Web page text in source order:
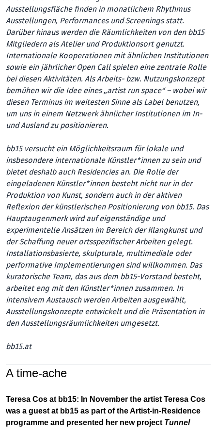
Ausstellungsfläche finden in monatlichem Rhythmus
Ausstellungen, Performances und Screenings statt.
Darüber hinaus werden die Räumlichkeiten von den bb15
Mitgliedern als Atelier und Produktionsort genutzt.
Internationale Kooperationen mit ähnlichen Institutionen
sowie ein jährlicher Open Call spielen eine zentrale Rolle
bei diesen Aktivitäten. Als Arbeits- bzw. Nutzungskonzept
bemühen wir die Idee eines „artist run space“ – wobei wir
diesen Terminus im weitesten Sinne als Label benutzen,
um uns in einem Netzwerk ähnlicher Institutionen im In-
und Ausland zu positionieren.
bb15 versucht ein Möglichkeitsraum für lokale und
insbesondere internationale Künstler*innen zu sein und
bietet deshalb auch Residencies an. Die Rolle der
eingeladenen Künst­le­r*innen besteht nicht nur in der
Produktion von Kunst, sondern auch in der aktiven
Reflexion der künstlerischen Positionierung von bb15. Das
Hauptaugenmerk wird auf eigenständige und
experimentelle Ansätzen im Bereich der Klangkunst und
der Schaffung neuer ortsspezifischer Arbeiten gelegt.
Installationsbasierte, skulpturale, multimediale oder
performative Im­plementierungen sind willkommen. Das
kuratorische Team, das aus dem bb15-Vorstand besteht,
arbeitet eng mit den Künstler*innen zusammen. In
intensivem Austausch werden Arbeiten ausgewählt,
Ausstellungskonzepte entwickelt und die Präsentation in
den Ausstellungsräumlichkeiten umgesetzt.
bb15.at
A time-ache
Teresa Cos at bb15: In November the artist Teresa Cos
was a guest at bb15 as part of the Artist-in-Residence
programme and presented her new project Tunnel